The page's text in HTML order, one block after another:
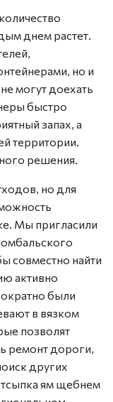
днем растет.
но и
могут доехать
быстро
запах, а
территории.
решения.
но для
Мы пригласили
совместно найти
активно
были
в вязком
позволят
ремонт дороги,
других
ям щебнем